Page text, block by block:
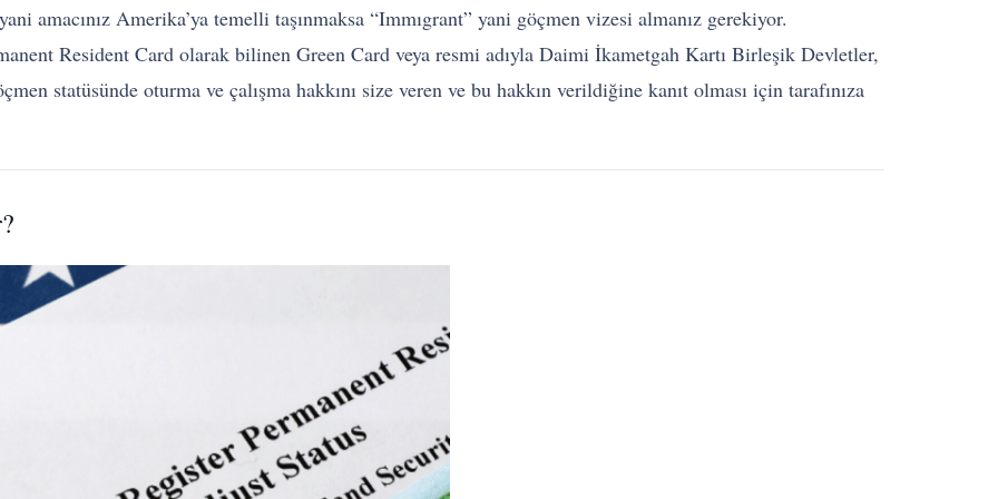
amacınız Amerika’ya temelli taşınmaksa “Immıgrant” yani göçmen vizesi almanız gerekiyor.
Resident Card olarak bilinen Green Card veya resmi adıyla Daimi İkametgah Kartı Birleşik Devletler,
statüsünde oturma ve çalışma hakkını size veren ve bu hakkın verildiğine kanıt olması için tarafınıza